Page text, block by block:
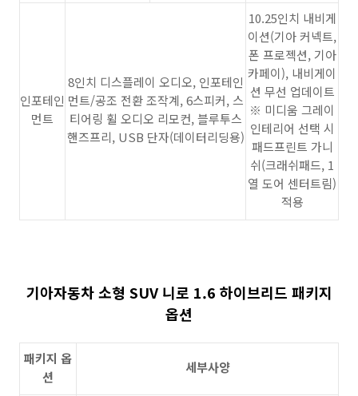
인포테인
먼트
8인치 디스플레이 오디오, 인포테인
먼트/공조 전환 조작계, 6스피커, 스
티어링 휠 오디오 리모컨, 블루투스
핸즈프리, USB 단자(데이터리딩용)
10.25인치 내비게
이션(기아 커넥트,
폰 프로젝션, 기아
카페이), 내비게이
션 무선 업데이트
※ 미디움 그레이
인테리어 선택 시
패드프린트 가니
쉬(크래쉬패드, 1
열 도어 센터트림)
적용
기아자동차 소형 SUV 니로 1.6 하이브리드 패키지
옵션
패키지 옵
션
세부사양